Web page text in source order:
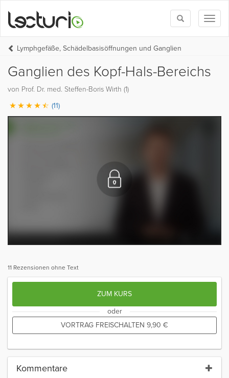
Toggle
search
Lymphgefäße, Schädelbasisöffnungen und Ganglien
Ganglien des Kopf-Hals-Bereichs
von Prof. Dr. med. Steffen-Boris Wirth (1)
(11)
11 Rezensionen ohne Text
ZUM KURS
oder
VORTRAG FREISCHALTEN 9,90 €
Kommentare